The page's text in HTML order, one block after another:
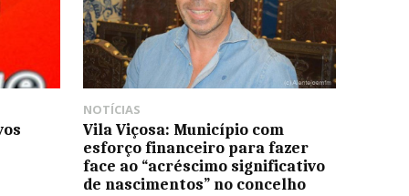
NOTÍCIAS
Vila Viçosa: Município com
esforço financeiro para fazer
face ao “acréscimo significativo
de nascimentos” no concelho